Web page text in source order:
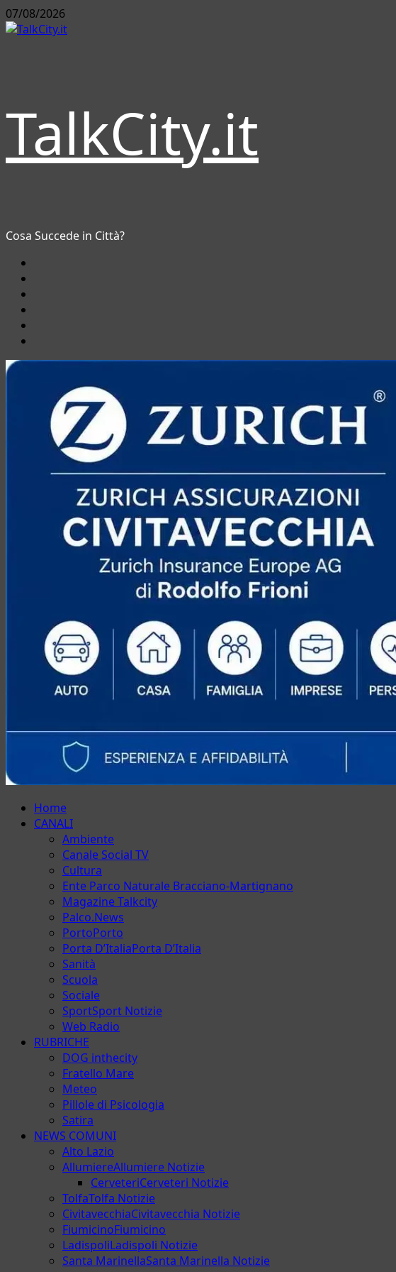
Vai
al
07/08/2026
TalkCity.it
Cosa Succede in Città?
Bracciano-
Martignano
Menu
principale
Home
CANALI
Ambiente
Canale Social TV
Cultura
Ente Parco Naturale Bracciano-Martignano
Magazine Talkcity
Palco.News
PortoPorto
Porta D’ItaliaPorta D’Italia
Sanità
Scuola
Sociale
SportSport Notizie
Web Radio
RUBRICHE
DOG inthecity
Fratello Mare
Meteo
Pillole di Psicologia
Satira
NEWS COMUNI
Alto Lazio
AllumiereAllumiere Notizie
CerveteriCerveteri Notizie
TolfaTolfa Notizie
CivitavecchiaCivitavecchia Notizie
FiumicinoFiumicino
LadispoliLadispoli Notizie
Santa MarinellaSanta Marinella Notizie